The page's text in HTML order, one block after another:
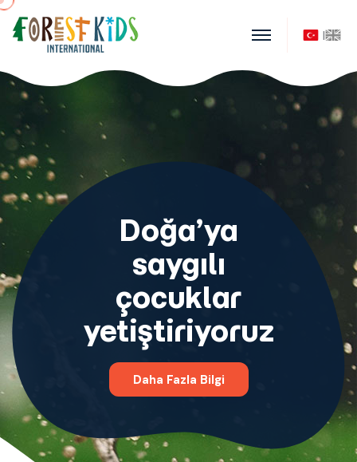
|
Doğa’ya
saygılı
çocuklar
yetiştiriyoruz
Daha Fazla Bilgi